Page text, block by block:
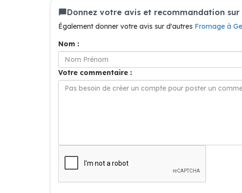
Donnez votre avis et recommandation
Également donner votre avis sur d'autres Fromage à
Nom :
Votre commentaire :